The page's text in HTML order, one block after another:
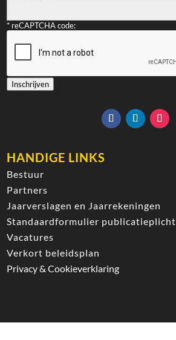
* reCAPTCHA code:
Inschrijven
HANDIGE LINKS
Bestuur
Partners
Jaarverslagen en Jaarrekeningen
Standaardformulier publicatieplicht
Vacatures
Verkort beleidsplan
Privacy & Cookieverklaring